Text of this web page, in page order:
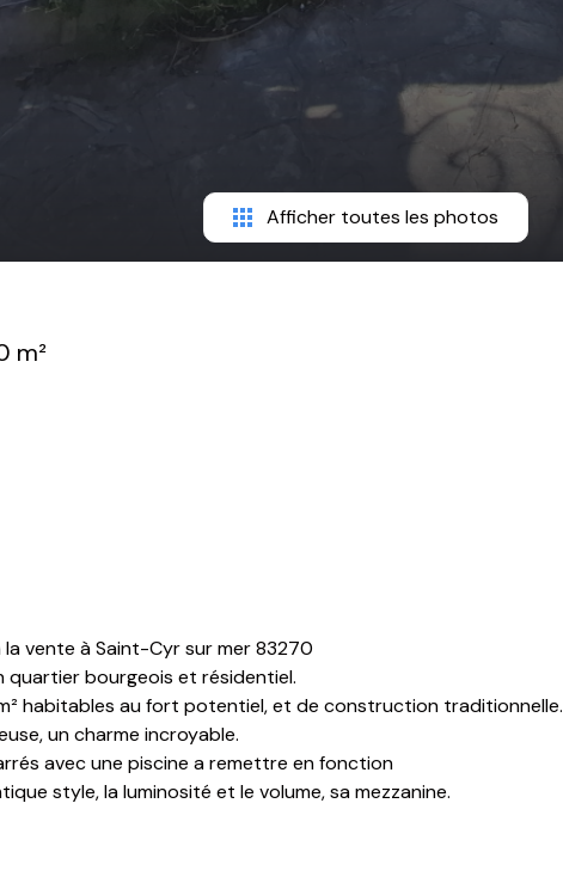
Afficher toutes les photos
m²
la vente à Saint-Cyr sur mer 83270
quartier bourgeois et résidentiel.
habitables au fort potentiel, et de construction traditionnelle.
un charme incroyable.
avec une piscine a remettre en fonction
style, la luminosité et le volume, sa mezzanine.